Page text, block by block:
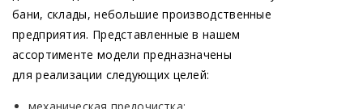
бани, склады, небольшие производственные
предприятия. Представленные в нашем
ассортименте модели предназначены
для реализации следующих целей: